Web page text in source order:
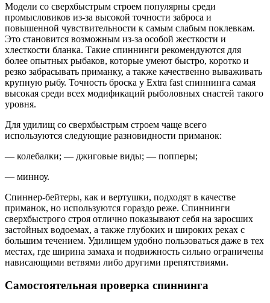
Модели со сверхбыстрым строем популярны среди
промысловиков из-за высокой точности заброса и
повышенной чувствительности к самым слабым поклевкам.
Это становится возможным из-за особой жесткости и
хлесткости бланка. Такие спиннинги рекомендуются для
более опытных рыбаков, которые умеют быстро, коротко и
резко забрасывать приманку, а также качественно вываживать
крупную рыбу. Точность броска у Extra fast спиннинга самая
высокая среди всех модификаций рыболовных снастей такого
уровня.
Для удилищ со сверхбыстрым строем чаще всего
используются следующие разновидности приманок:
— колебалки; — джиговые виды; — попперы;
— минноу.
Спиннер-бейтеры, как и вертушки, подходят в качестве
приманок, но используются гораздо реже. Спиннинги
сверхбыстрого строя отлично показывают себя на заросших
застойных водоемах, а также глубоких и широких реках с
большим течением. Удилищем удобно пользоваться даже в тех
местах, где ширина замаха и подвижность сильно ограничены
нависающими ветвями либо другими препятствиями.
Самостоятельная проверка спиннинга